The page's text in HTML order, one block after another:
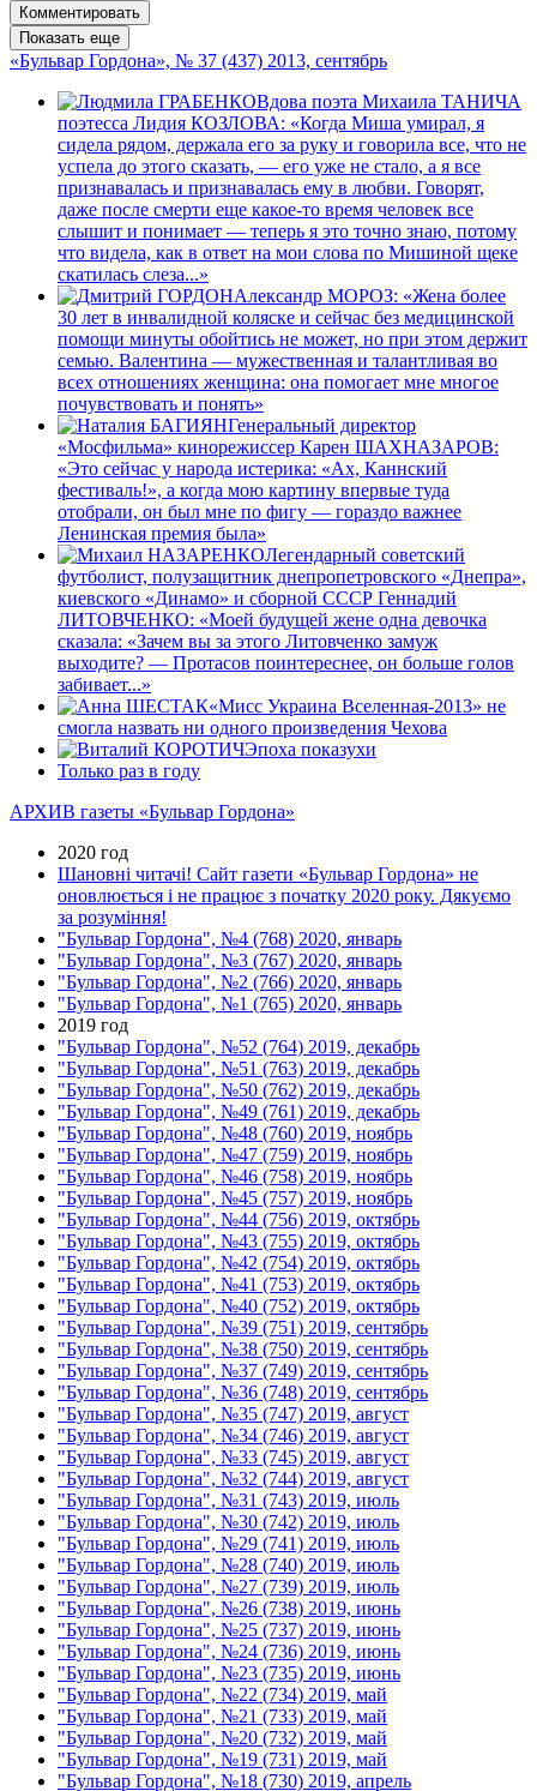
Комментировать
Показать еще
«Бульвар Гордона», № 37 (437) 2013, сентябрь
Вдова поэта Михаила ТАНИЧА
поэтесса Лидия КОЗЛОВА: «Когда Миша умирал, я
сидела рядом, держала его за руку и говорила все, что не
успела до этого сказать, — его уже не стало, а я все
признавалась и признавалась ему в любви. Говорят,
даже после смерти еще какое-то время человек все
слышит и понимает — теперь я это точно знаю, потому
что видела, как в ответ на мои слова по Мишиной щеке
скатилась слеза...»
Александр МОРОЗ: «Жена более
30 лет в инвалидной коляске и сейчас без медицинской
помощи минуты обойтись не может, но при этом держит
семью. Валентина — мужественная и талантливая во
всех отношениях женщина: она помогает мне многое
почувствовать и понять»
Генеральный директор
«Мосфильма» кинорежиссер Карен ШАХНАЗАРОВ:
«Это сейчас у народа истерика: «Ах, Каннский
фестиваль!», а когда мою картину впервые туда
отобрали, он был мне по фигу — гораздо важнее
Ленинская премия была»
Легендарный советский
футболист, полузащитник днепропетровского «Днепра»,
киевского «Динамо» и сборной СССР Геннадий
ЛИТОВЧЕНКО: «Моей будущей жене одна девочка
сказала: «Зачем вы за этого Литовченко замуж
выходите? — Протасов поинтереснее, он больше голов
забивает...»
«Мисс Украина Вселенная-2013» не
смогла назвать ни одного произведения Чехова
Эпоха показухи
Только раз в году
АРХИВ газеты «Бульвар Гордона»
2020 год
Шановні читачі! Сайт газети «Бульвар Гордона» не
оновлюється і не працює з початку 2020 року. Дякуємо
за розуміння!
"Бульвар Гордона", №4 (768) 2020, январь
"Бульвар Гордона", №3 (767) 2020, январь
"Бульвар Гордона", №2 (766) 2020, январь
"Бульвар Гордона", №1 (765) 2020, январь
2019 год
"Бульвар Гордона", №52 (764) 2019, декабрь
"Бульвар Гордона", №51 (763) 2019, декабрь
"Бульвар Гордона", №50 (762) 2019, декабрь
"Бульвар Гордона", №49 (761) 2019, декабрь
"Бульвар Гордона", №48 (760) 2019, ноябрь
"Бульвар Гордона", №47 (759) 2019, ноябрь
"Бульвар Гордона", №46 (758) 2019, ноябрь
"Бульвар Гордона", №45 (757) 2019, ноябрь
"Бульвар Гордона", №44 (756) 2019, октябрь
"Бульвар Гордона", №43 (755) 2019, октябрь
"Бульвар Гордона", №42 (754) 2019, октябрь
"Бульвар Гордона", №41 (753) 2019, октябрь
"Бульвар Гордона", №40 (752) 2019, октябрь
"Бульвар Гордона", №39 (751) 2019, сентябрь
"Бульвар Гордона", №38 (750) 2019, сентябрь
"Бульвар Гордона", №37 (749) 2019, сентябрь
"Бульвар Гордона", №36 (748) 2019, сентябрь
"Бульвар Гордона", №35 (747) 2019, август
"Бульвар Гордона", №34 (746) 2019, август
"Бульвар Гордона", №33 (745) 2019, август
"Бульвар Гордона", №32 (744) 2019, август
"Бульвар Гордона", №31 (743) 2019, июль
"Бульвар Гордона", №30 (742) 2019, июль
"Бульвар Гордона", №29 (741) 2019, июль
"Бульвар Гордона", №28 (740) 2019, июль
"Бульвар Гордона", №27 (739) 2019, июль
"Бульвар Гордона", №26 (738) 2019, июнь
"Бульвар Гордона", №25 (737) 2019, июнь
"Бульвар Гордона", №24 (736) 2019, июнь
"Бульвар Гордона", №23 (735) 2019, июнь
"Бульвар Гордона", №22 (734) 2019, май
"Бульвар Гордона", №21 (733) 2019, май
"Бульвар Гордона", №20 (732) 2019, май
"Бульвар Гордона", №19 (731) 2019, май
"Бульвар Гордона", №18 (730) 2019, апрель